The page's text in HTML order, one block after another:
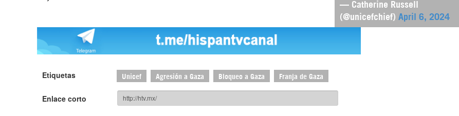
— Catherine Russell
(@unicefchief) April 6, 2024
Etiquetas Unicef Agresión a Gaza Bloqueo a Gaza Franja de Gaza
Enlace corto